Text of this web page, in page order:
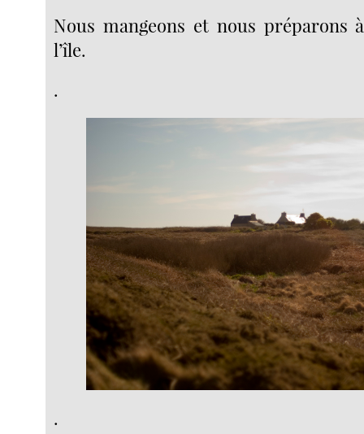
Nous mangeons et nous préparons
l’île.
.
.